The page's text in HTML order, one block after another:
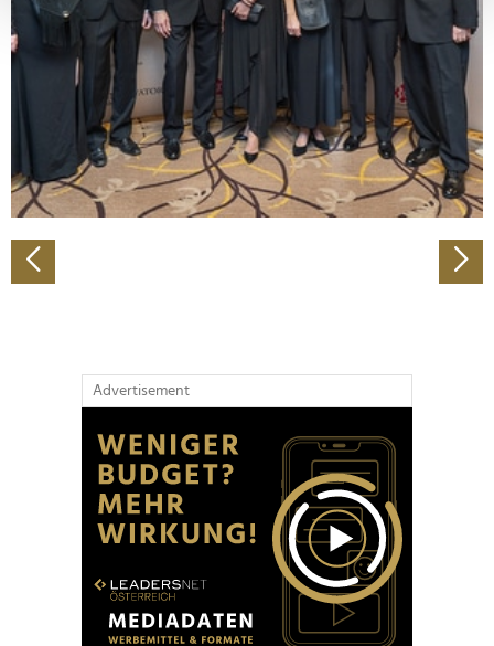
Erfahren Sie mehr darüber, wie Ihre persönlichen Daten
verarbeitet werden, und legen Sie Ihre Präferenzen im
Abschnitt Einzelheiten
Wir verwenden Cookies, um Inhalte und Anzeigen zu
personalisieren, Funktionen für soziale Medien anbieten
zu können und die Zugriffe auf unsere Website zu
analysieren. Außerdem geben wir Informationen zu Ihrer
Verwendung unserer Website an unsere Partner für
soziale Medien, Werbung und Analysen weiter. Unsere
Partner führen diese Informationen möglicherweise mit
Advertisement